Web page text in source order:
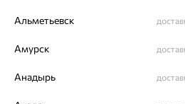
Альметьевск
Амурск
Анадырь